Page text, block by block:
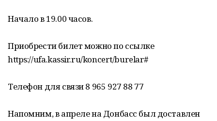
Начало в 19.00 часов.
Приобрести билет можно по ссылке
https://ufa.kassir.ru/koncert/burelar#
Телефон для связи 8 965 927 88 77
Напомним, в апреле на Донбасс был доставлен